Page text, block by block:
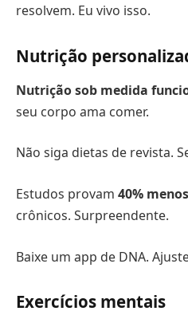
resolvem. Eu vivo isso.
Nutrição
Nutrição sob medida
seu corpo ama comer.
Não siga dietas de revista.
Estudos provam 40%
crônicos. Surpreendente.
Baixe um app de DNA.
Exercícios mentais